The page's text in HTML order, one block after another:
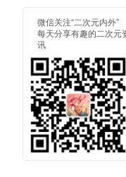
元社区 二
微信关注“二次元内外”
每天分享有趣的二次元
讯